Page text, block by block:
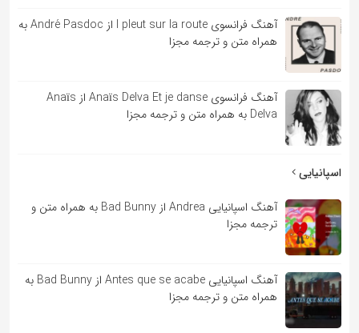
آهنگ فرانسوی l pleut sur la route از André Pasdoc به
همراه متن و ترجمه مجزا
آهنگ فرانسوی Anaïs Delva Et je danse از Anaïs
Delva به همراه متن و ترجمه مجزا
اسپانیایی
آهنگ اسپانیایی Andrea از Bad Bunny به همراه متن و
ترجمه مجزا
آهنگ اسپانیایی Antes que se acabe از Bad Bunny به
همراه متن و ترجمه مجزا